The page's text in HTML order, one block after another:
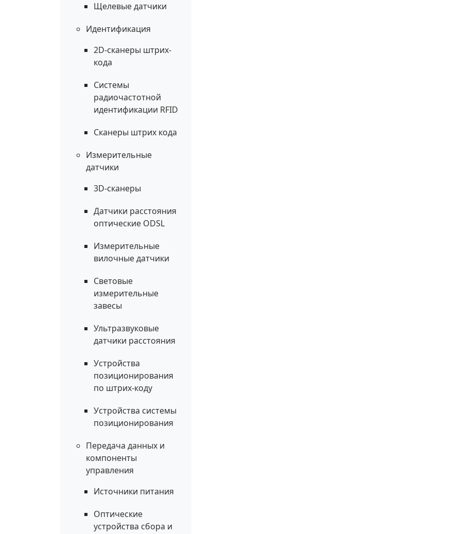
Щелевые датчики
Идентификация
2D-сканеры штрих-
кода
Системы
радиочастотной
идентификации RFID
Сканеры штрих кода
Измерительные
датчики
3D-сканеры
Датчики расстояния
оптические ODSL
Измерительные
вилочные датчики
Световые
измерительные
завесы
Ультразвуковые
датчики расстояния
Устройства
позиционирования
по штрих-коду
Устройства системы
позиционирования
Передача данных и
компоненты
управления
Источники питания
Оптические
устройства сбора и